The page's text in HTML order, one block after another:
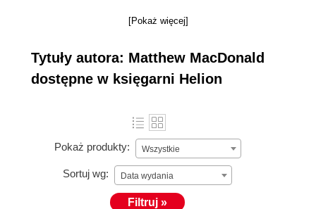
[Pokaż więcej]
Tytuły autora: Matthew MacDonald
dostępne w księgarni Helion
Pokaż produkty: Wszystkie
Sortuj wg: Data wydania
Filtruj »